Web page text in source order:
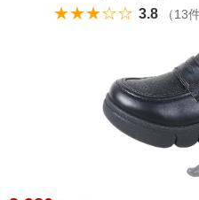
★★★☆☆ 3.8 （13